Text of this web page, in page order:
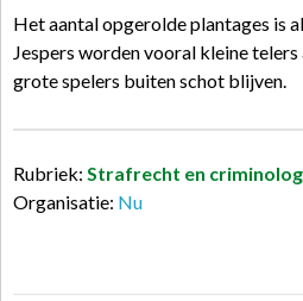
Het aantal opgerolde plantages is
Jespers worden vooral kleine
grote spelers buiten schot blijven.
Rubriek: Strafrecht en
Organisatie: Nu